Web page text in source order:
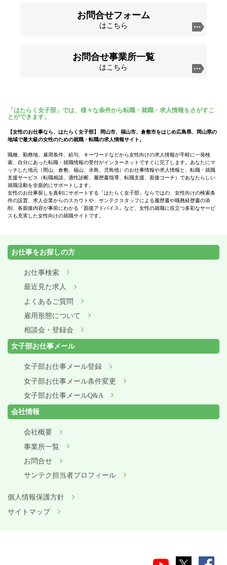
お問合せフォーム
はこちら
お問合せ事業所一覧
はこちら
「はたらく女子部」では、様々な条件から転職・就職・求人情報をさがすこ
とができます。
【女性のお仕事なら、はたらく女子部】 岡山市、福山市、倉敷市をはじめ広島県、岡山県の
地域で最大級の女性のための就職・転職の求人情報サイト。
職種、勤務地、雇用条件、給与、キーワードなどから女性向けの求人情報が手軽に一発検
索、自分にあった転職・就職情報の受付がインターネットですぐに完了します。あなたにマ
ッチした地元（岡山、倉敷、福山、水島、児島他）のお仕事情報や求人情報と、転職・就職
支援サービス（転職相談、適性診断、履歴書指導、転職支援、面接コーチ）であなたらしい
就職活動を全面的にサポートします。
女性のお仕事探しを真剣にサポートする「はたらく女子部」ならではの、女性向けの検索条
件の設置、求人企業からのスカウトや、サンテクスタッフによる履歴書や職務経歴書の添
削、各面接内容が事前にわかる「面接アドバイス」など、女性の就職に役立つ多彩なサービ
スも充実した女性向けの就職サイトです。
お仕事をお探しの方
お仕事検索
最近見た求人
よくあるご質問
雇用形態について
相談会・登録会
女子部お仕事メール
女子部お仕事メール登録
女子部お仕事メール条件変更
女子部お仕事メールQ&A
会社情報
会社概要
事業所一覧
お問合せ
サンテク担当者プロフィール
個人情報保護方針
サイトマップ